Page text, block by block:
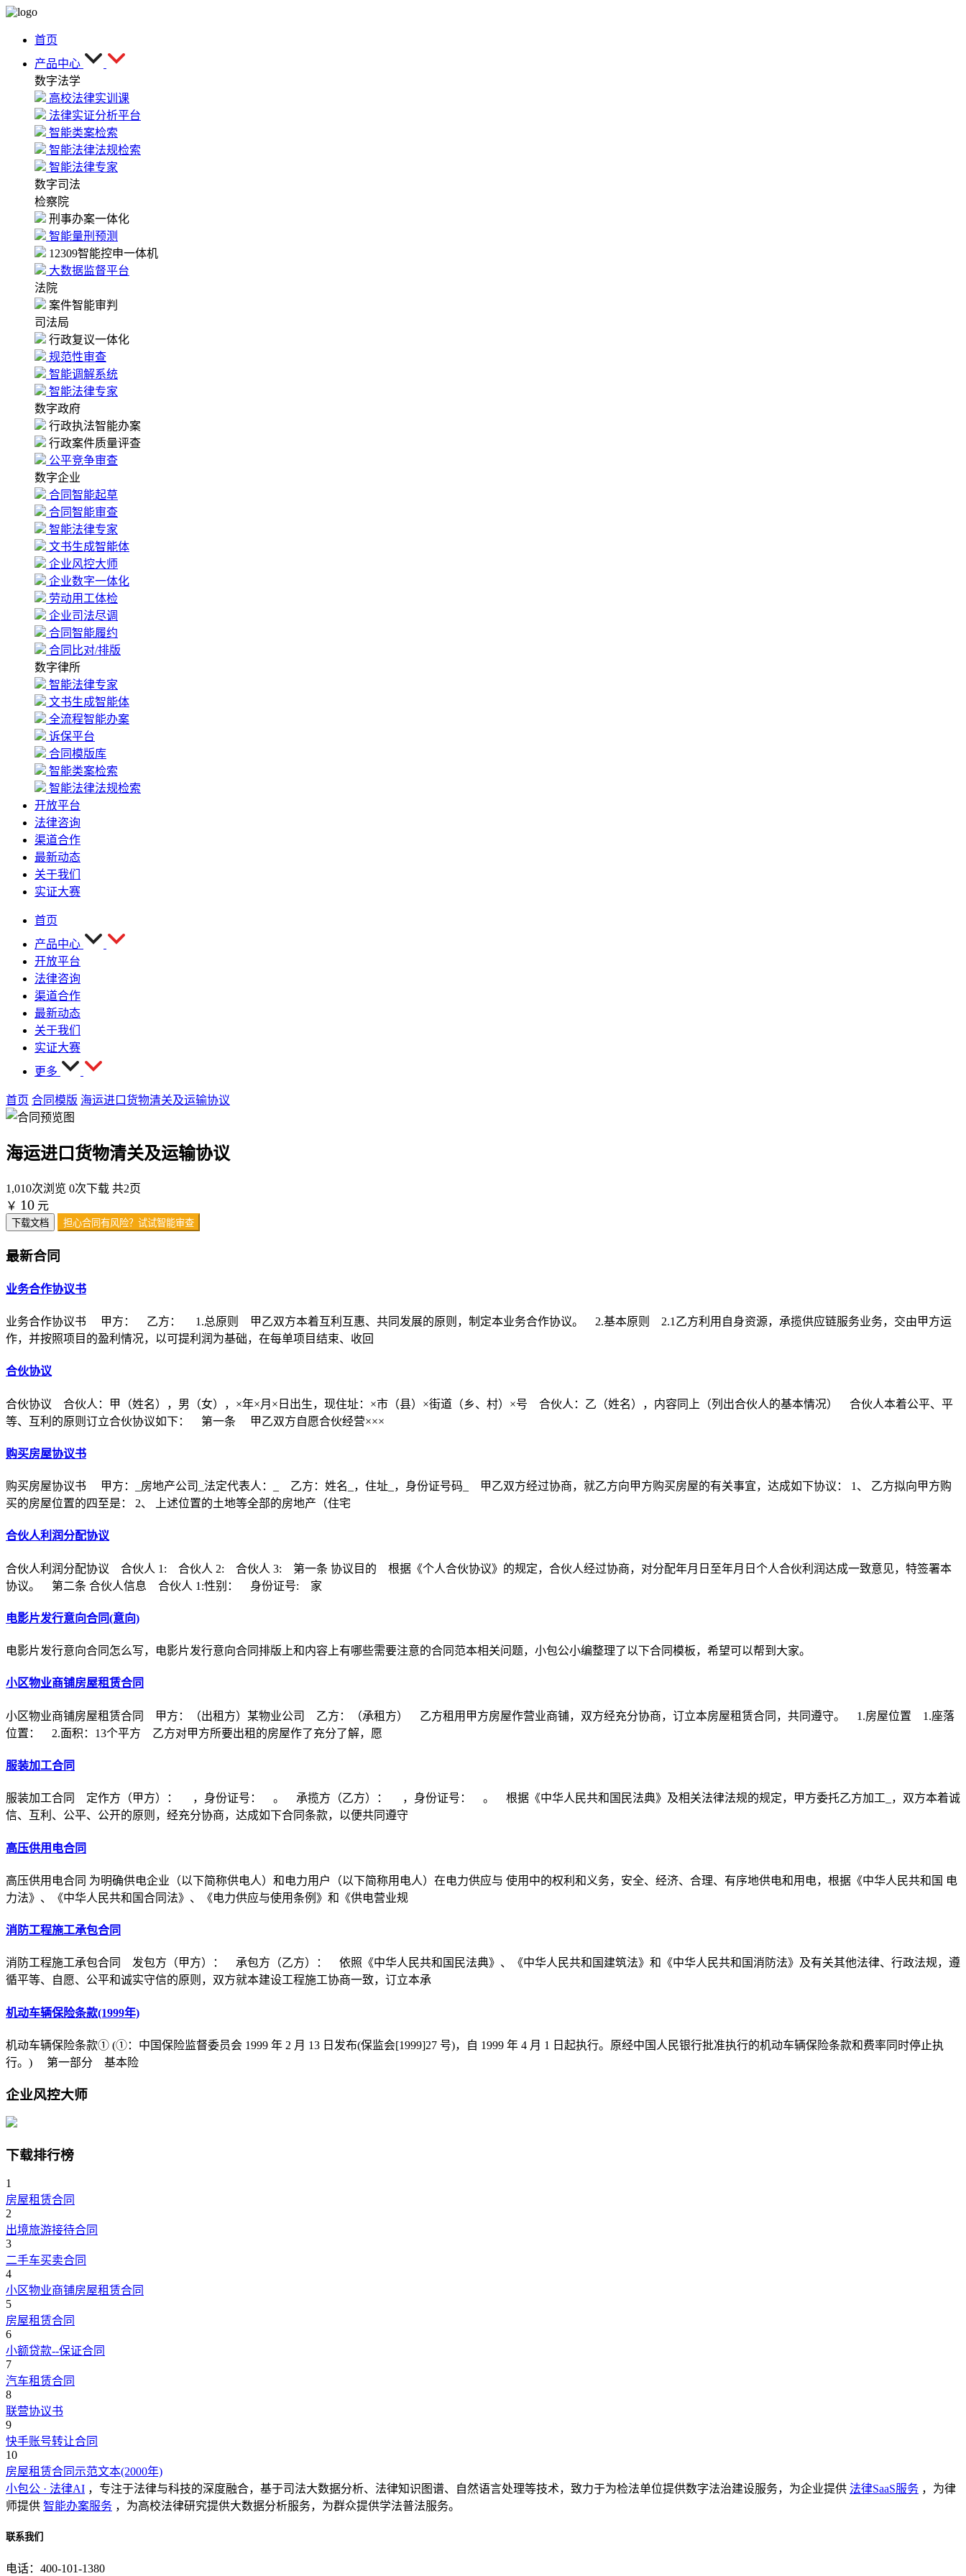
首页
产品中心
数字法学
高校法律实训课
法律实证分析平台
智能类案检索
智能法律法规检索
智能法律专家
数字司法
检察院
刑事办案一体化
智能量刑预测
12309智能控申一体机
大数据监督平台
法院
案件智能审判
司法局
行政复议一体化
规范性审查
智能调解系统
智能法律专家
数字政府
行政执法智能办案
行政案件质量评查
公平竞争审查
数字企业
合同智能起草
合同智能审查
智能法律专家
文书生成智能体
企业风控大师
企业数字一体化
劳动用工体检
企业司法尽调
合同智能履约
合同比对/排版
数字律所
智能法律专家
文书生成智能体
全流程智能办案
诉保平台
合同模版库
智能类案检索
智能法律法规检索
开放平台
法律咨询
渠道合作
最新动态
关于我们
实证大赛
首页
产品中心
开放平台
法律咨询
渠道合作
最新动态
关于我们
实证大赛
更多
首页 合同模版 海运进口货物清关及运输协议
海运进口货物清关及运输协议
1,010次浏览 0次下载 共2页
￥ 10 元
下载文档 担心合同有风险？试试智能审查
最新合同
业务合作协议书
业务合作协议书 甲方： 乙方： 1.总原则 甲乙双方本着互利互惠、共同发展的原则，制定本业务合作协议。 2.基本原则 2.1乙方利用自身资源，承揽供应链服务业务，交由甲方运
作，并按照项目的盈利情况，以可提利润为基础，在每单项目结束、收回
合伙协议
合伙协议 合伙人：甲（姓名），男（女），×年×月×日出生，现住址：×市（县）×街道（乡、村）×号 合伙人：乙（姓名），内容同上（列出合伙人的基本情况） 合伙人本着公平、平
等、互利的原则订立合伙协议如下： 第一条 甲乙双方自愿合伙经营×××
购买房屋协议书
购买房屋协议书 甲方：_房地产公司_法定代表人：_ 乙方：姓名_，住址_，身份证号码_ 甲乙双方经过协商，就乙方向甲方购买房屋的有关事宜，达成如下协议： 1、 乙方拟向甲方购
买的房屋位置的四至是： 2、 上述位置的土地等全部的房地产（住宅
合伙人利润分配协议
合伙人利润分配协议 合伙人 1: 合伙人 2: 合伙人 3: 第一条 协议目的 根据《个人合伙协议》的规定，合伙人经过协商，对分配年月日至年月日个人合伙利润达成一致意见，特签署本
协议。 第二条 合伙人信息 合伙人 1:性别： 身份证号: 家
电影片发行意向合同(意向)
电影片发行意向合同怎么写，电影片发行意向合同排版上和内容上有哪些需要注意的合同范本相关问题，小包公小编整理了以下合同模板，希望可以帮到大家。
小区物业商铺房屋租赁合同
小区物业商铺房屋租赁合同 甲方：（出租方）某物业公司 乙方：（承租方） 乙方租用甲方房屋作营业商铺，双方经充分协商，订立本房屋租赁合同，共同遵守。 1.房屋位置 1.座落
位置： 2.面积：13个平方 乙方对甲方所要出租的房屋作了充分了解，愿
服装加工合同
服装加工合同 定作方（甲方）： ，身份证号： 。 承揽方（乙方）： ，身份证号： 。 根据《中华人民共和国民法典》及相关法律法规的规定，甲方委托乙方加工_，双方本着诚
信、互利、公平、公开的原则，经充分协商，达成如下合同条款，以便共同遵守
高压供用电合同
高压供用电合同 为明确供电企业（以下简称供电人）和电力用户（以下简称用电人）在电力供应与 使用中的权利和义务，安全、经济、合理、有序地供电和用电，根据《中华人民共和国 电
力法》、《中华人民共和国合同法》、《电力供应与使用条例》和《供电营业规
消防工程施工承包合同
消防工程施工承包合同 发包方（甲方）： 承包方（乙方）： 依照《中华人民共和国民法典》、《中华人民共和国建筑法》和《中华人民共和国消防法》及有关其他法律、行政法规，遵
循平等、自愿、公平和诚实守信的原则，双方就本建设工程施工协商一致，订立本承
机动车辆保险条款(1999年)
机动车辆保险条款① (①：中国保险监督委员会 1999 年 2 月 13 日发布(保监会[1999]27 号)，自 1999 年 4 月 1 日起执行。原经中国人民银行批准执行的机动车辆保险条款和费率同时停止执
行。) 第一部分 基本险
企业风控大师
下载排行榜
1
房屋租赁合同
2
出境旅游接待合同
3
二手车买卖合同
4
小区物业商铺房屋租赁合同
5
房屋租赁合同
6
小额贷款--保证合同
7
汽车租赁合同
8
联营协议书
9
快手账号转让合同
10
房屋租赁合同示范文本(2000年)
小包公 · 法律AI ，专注于法律与科技的深度融合，基于司法大数据分析、法律知识图谱、自然语言处理等技术，致力于为检法单位提供数字法治建设服务，为企业提供 法律SaaS服务 ，为律
师提供 智能办案服务 ，为高校法律研究提供大数据分析服务，为群众提供学法普法服务。
联系我们
电话：400-101-1380